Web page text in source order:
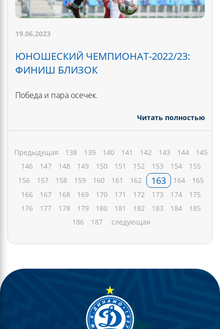
19.06.2023
ЮНОШЕСКИЙ ЧЕМПИОНАТ-2022/23:
ФИНИШ БЛИЗОК
Победа и пара осечек.
Читать полностью
Предыдущая 138 139 140 141 142 143 144
145
146
147 148 149 150 151 152 153 154
155
156
157 158 159 160 161 162 163 164
165
166
167 168 169 170 171 172 173 174
175
176
177 178 179 180 181 182 183 184
185
186
187 следующая